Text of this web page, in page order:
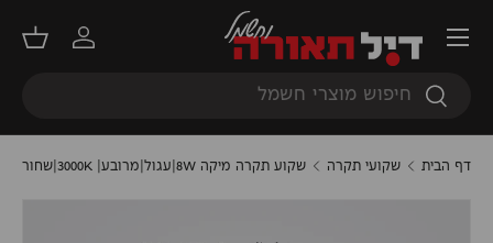
דילוג
חיפוש
חיפוש
התחברות
סל
תפריט
דף הבית שקועי תקרה שקוע תקרה מיקה 8W|עגול|מרובע| 3000K|שחור